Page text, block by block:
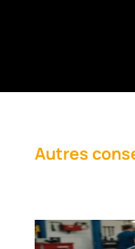
Autres